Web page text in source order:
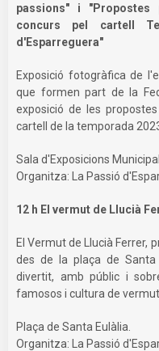
passions" i
concurs pel cartell
d'Esparreguera"
Exposició fotogràfica de
que formen part de la
exposició de les
cartell de la temporada
Sala d'Exposicions Municipal.
Organitza: La Passió
12 h El vermut de Llucià
El Vermut de Llucià Ferrer,
des de la plaça de Santa
divertit, amb públic i
famosos i cultura de
Plaça de Santa Eulàlia.
Organitza: La Passió